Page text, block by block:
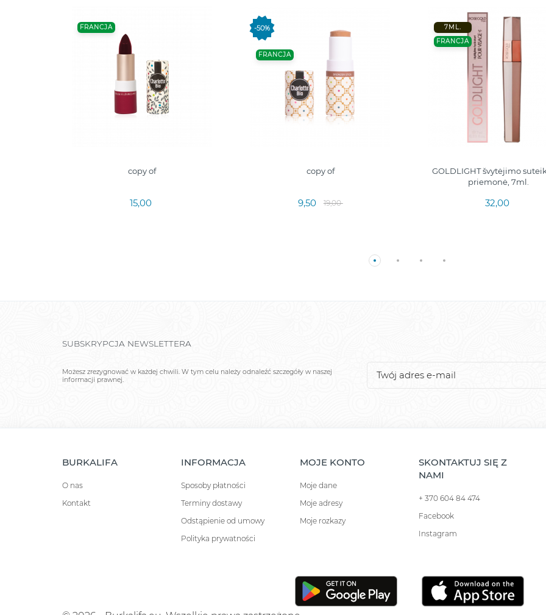
FRANCJA
copy of
15,00
-50%
FRANCJA
copy of
9,50 19,00
7ML.
FRANCJA
GOLDLIGHT švytėjimo
priemonė, 7ml.
32,00
SUBSKRYPCJA NEWSLETTERA
Możesz zrezygnować w każdej chwili. W tym celu należy odnaleźć szczegóły w naszej
informacji prawnej.
BURKALIFA
O nas
Kontakt
INFORMACJA
Sposoby płatności
Terminy dostawy
Odstąpienie od umowy
Polityka prywatności
MOJE KONTO
Moje dane
Moje adresy
Moje rozkazy
SKONTAKTUJ SIĘ Z
NAMI
+ 370 604 84 474
Facebook
Instagram